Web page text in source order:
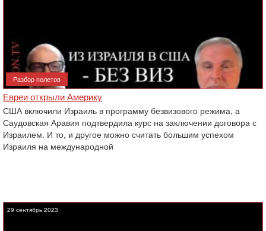
Разбор полетов
Евреи открыли Америку
США включили Израиль в программу безвизового режима, а
Саудовская Аравия подтвердила курс на заключении договора с
Израилем. И то, и другое можно считать большим успехом
Израиля на международной
29 сентябрь 2023